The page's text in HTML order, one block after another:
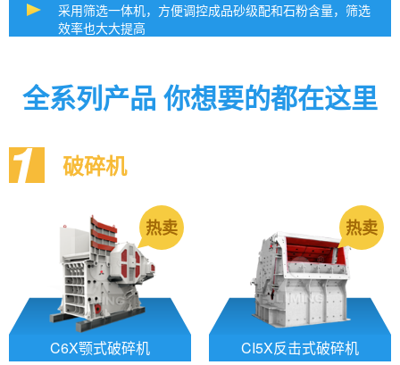
采用筛选一体机，方便调控成品砂级配和石粉含量，筛选
效率也大大提高
全系列产品 你想要的都在这里
1 破碎机
热卖
C6X颚式破碎机
热卖
CI5X反击式破碎机